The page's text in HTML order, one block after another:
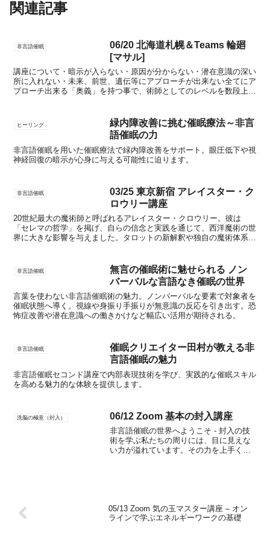
関連記事
非言語催眠
06/20 北海道札幌＆Teams 輪廻
[マサル]
講座について・暗示が入らない・原因が分からない・潜在意識の深い
所に入れない・未来、前世、遺伝等にアプローチが出来ない全てにア
プローチ出来る「奥義」を持つ事で、術師としてのレベルを数段上げ
ヒーリング
緑内障改善に挑む催眠療法～非言
語催眠の力
非言語催眠を用いた催眠療法で緑内障改善をサポート。眼圧低下や視
神経回復の暗示が心身に与える可能性に迫ります。
非言語催眠
03/25 東京新宿 アレイスター・ク
ロウリー講座
20世紀最大の魔術師と呼ばれるアレイスター・クロウリー。彼は
「セレマの哲学」を掲げ、自らの信念と実践を通じて、西洋魔術の世
界に大きな影響を与えました。タロットの新解釈や独自の魔術体系を
非言語催眠
無言の催眠術に魅せられる ノン
バーバルな言語なき催眠の世界
言葉を使わない非言語催眠術の魅力。ノンバーバルな要素で対象者を
催眠状態へ導く。視線や身振り手振りが無意識の反応を引き出す。恐
怖症改善や潜在意識への働きかけなど幅広い活用が期待される。
非言語催眠
催眠クリエイター田村が教える非
言語催眠の魅力
非言語催眠セコンド講座で内部表現技術を学び、実践的な催眠スキル
を高める魅力的な体験を提供します。
洗脳の極意（封入） 06/12 Zoom 基本の封入講座
非言語催眠の世界へようこそ - 封入の技
術を学ぶ私たちの周りには、目に見えな
い力が溢れています。その力を上手く活
05/13 Zoom 気の玉マスター講座 – オン
ラインで学ぶエネルギーワークの基礎